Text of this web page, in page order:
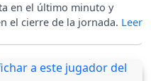
en el último minuto y
el cierre de la jornada.